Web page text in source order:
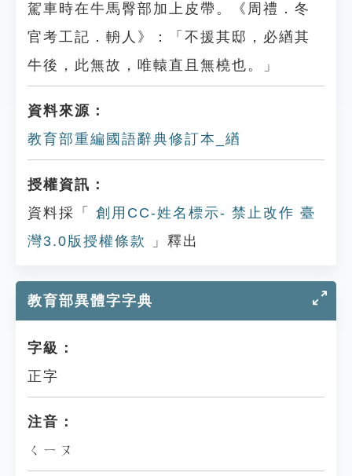
駕車時在牛馬臀部加上皮帶。《周禮．冬
官考工記．輈人》：「不援其邸，必緧其
牛後，此無故，唯轅直且無橈也。」
資料來源：
教育部重編國語辭典修訂本_緧
授權資訊：
資料採「
創用CC-姓名標示- 禁止改作 臺
灣3.0版授權條款
」釋出
教育部異體字字典
字級：
正字
注音：
ㄑㄧㄡ